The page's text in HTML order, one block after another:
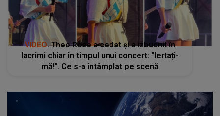
VIDEO. Theo Rose a cedat și a izbucnit în
lacrimi chiar în timpul unui concert: "Iertați-
mă!". Ce s-a întâmplat pe scenă